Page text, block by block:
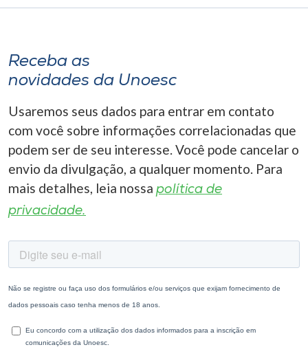
Receba as
novidades da Unoesc
Usaremos seus dados para entrar em contato
com você sobre informações correlacionadas que
podem ser de seu interesse. Você pode cancelar o
envio da divulgação, a qualquer momento. Para
mais detalhes, leia nossa política de
privacidade.